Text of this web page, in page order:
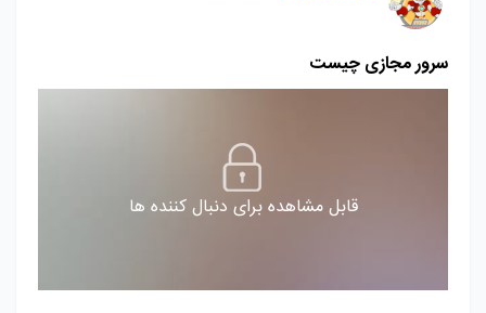
سرور مجازی چیست
قابل مشاهده برای دنبال کننده ها